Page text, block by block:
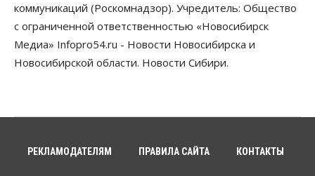
Общество
Медики готовятся к второму пику активности
клещей в Новосибирской области
06 Августа 2026, 10:00
06 Августа 2026, 09:00
Застройщики Новосибирска
коммуникаций (Роскомнадзор). Учредитель: Общество
с ограниченной ответственностью «Новосибирск
Медиа» Infopro54.ru - Новости Новосибирска и
Новосибирской области. Новости Сибири.
РЕКЛАМОДАТЕЛЯМ ПРАВИЛА САЙТА КОНТАКТЫ